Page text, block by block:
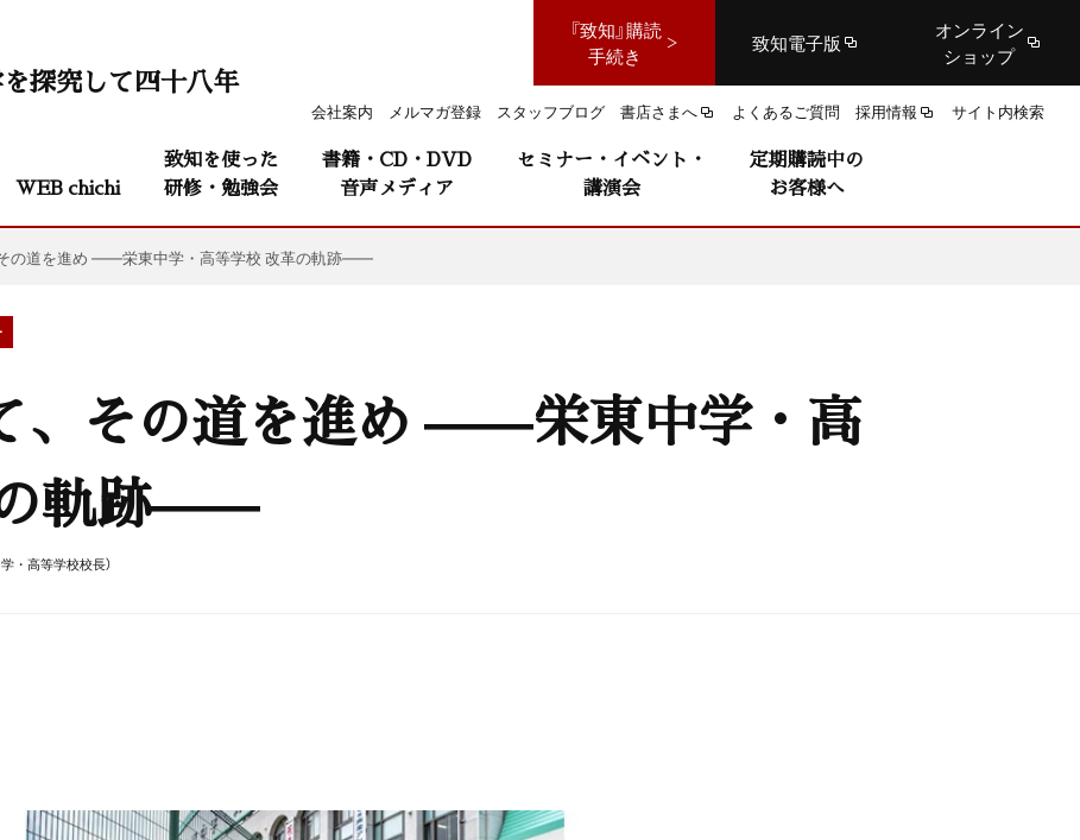
『致知』購読
手続き
致知電子版
オンライン
ショップ
会社案内 メルマガ登録 スタッフブログ 書店さまへ よくあるご質問 採用情報 サイト内検索
探究して四十八年
WEB chichi
致知を使った
研修・勉強会
書籍・CD・DVD
音声メディア
セミナー・イベント・
講演会
定期購読中の
お客様へ
の道を進め ——栄東中学・高等学校 改革の軌跡——
、その道を進め ——栄東中学・高
軌跡——
・高等学校校長）